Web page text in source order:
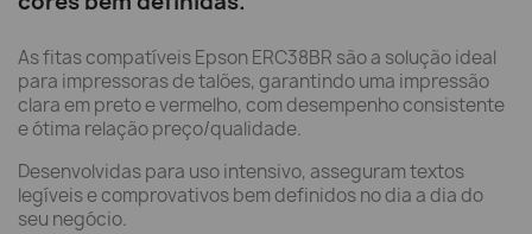
As fitas compatíveis Epson ERC38BR são a solução ideal
para impressoras de talões, garantindo uma impressão
clara em preto e vermelho, com desempenho consistente
e ótima relação preço/qualidade.
Desenvolvidas para uso intensivo, asseguram textos
legíveis e comprovativos bem definidos no dia a dia do
seu negócio.